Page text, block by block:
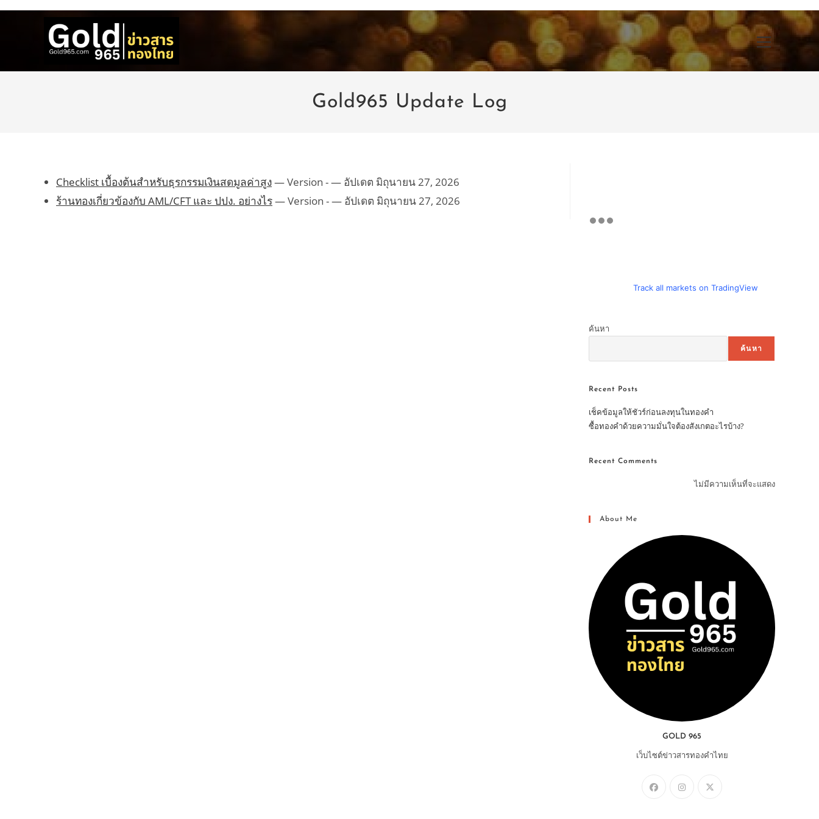
Main
Gold965 Update Log
Checklist เบื้องต้นสำหรับธุรกรรมเงินสดมูลค่าสูง— Version - — อัปเดต มิถุนายน 27, 2026
ร้านทองเกี่ยวข้องกับ AML/CFT และ ปปง. อย่างไร— Version - — อัปเดต มิถุนายน 27, 2026
Track all markets on TradingView
ค้นหา
ค้นหา
Recent Posts
เช็คข้อมูลให้ชัวร์ก่อนลงทุนในทองคำ
ซื้อทองคำด้วยความมั่นใจต้องสังเกตอะไรบ้าง?
Recent Comments
ไม่มีความเห็นที่จะแสดง
About Me
GOLD 965
เว็บไซต์ข่าวสารทองคำไทย